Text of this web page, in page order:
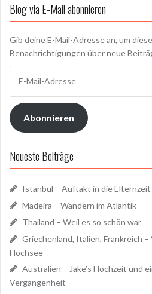
Blog via E-Mail abonnieren
Gib deine E-Mail-Adresse an, um
Benachrichtigungen über neue
Mail-
Adresse
Abonnieren
Neueste Beiträge
Istanbul – Auftakt in die Elternzeit
Madeira – Wandern im Atlantik
Thailand – Weil es so schön war
Griechenland, Italien, Frankreich
Hochsee
Australien – Jake’s Hochzeit und
Vergangenheit